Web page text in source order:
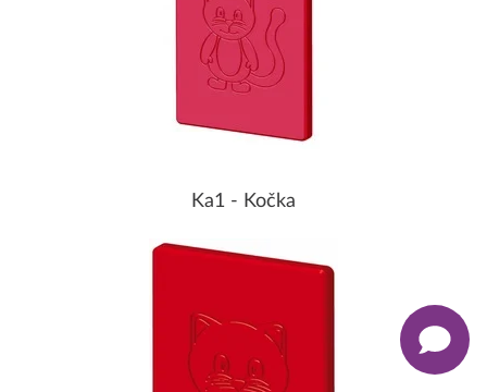
Ka1 - Kočka